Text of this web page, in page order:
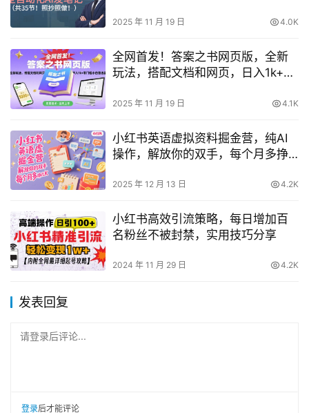
2025 年 11 月 19 日 4.0K
全网首发！答案之书网页版，全新
玩法，搭配文档和网页，日入1k+零
2025 年 11 月 19 日 4.1K
小红书英语虚拟资料掘金营，纯AI
操作，解放你的双手，每个月多挣
2025 年 12 月 13 日 4.2K
小红书高效引流策略，每日增加百
名粉丝不被封禁，实用技巧分享
2024 年 11 月 29 日 4.2K
发表回复
请登录后评论...
登录后才能评论